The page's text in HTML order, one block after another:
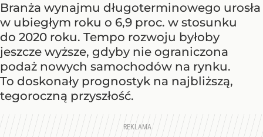
Branża wynajmu długoterminowego urosła
w ubiegłym roku o 6,9 proc. w stosunku
do 2020 roku. Tempo rozwoju byłoby
jeszcze wyższe, gdyby nie ograniczona
podaż nowych samochodów na rynku.
To doskonały prognostyk na najbliższą,
tegoroczną przyszłość.